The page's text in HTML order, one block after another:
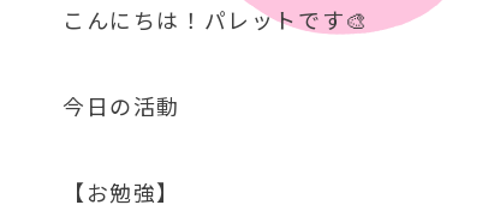
こんにちは！パレットです🎨
今日の活動
【お勉強】